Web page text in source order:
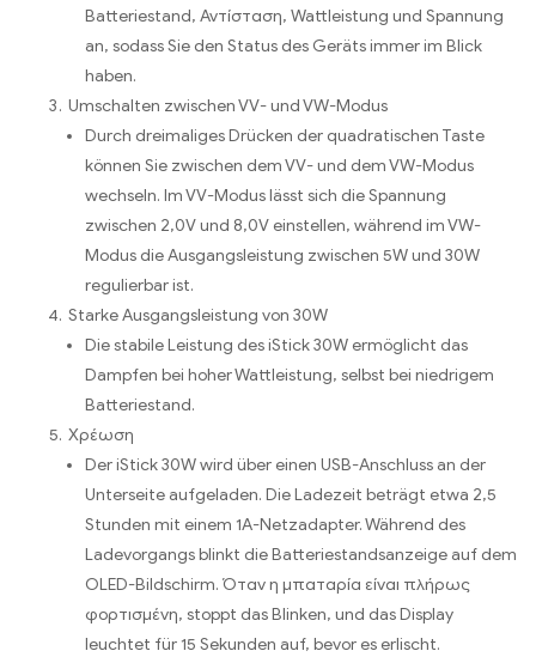
Batteriestand, Αντίσταση, Wattleistung und Spannung
an, sodass Sie den Status des Geräts immer im Blick
haben.
Umschalten zwischen VV-und VW-Modus
Durch dreimaliges Drücken der quadratischen Taste
können Sie zwischen dem VV-und dem VW-Modus
wechseln. Im VV-Modus lässt sich die Spannung
zwischen 2,0V und 8,0V einstellen, während im VW-
Modus die Ausgangsleistung zwischen 5W und 30W
regulierbar ist.
Starke Ausgangsleistung von 30W
Die stabile Leistung des iStick 30W ermöglicht das
Dampfen bei hoher Wattleistung, selbst bei niedrigem
Batteriestand.
Χρέωση
Der iStick 30W wird über einen USB-Anschluss an der
Unterseite aufgeladen. Die Ladezeit beträgt etwa 2,5
Stunden mit einem 1A-Netzadapter.Während des
Ladevorgangs blinkt die Batteriestandsanzeige auf dem
OLED-Bildschirm. Όταν η μπαταρία είναι πλήρως
φορτισμένη, stoppt das Blinken, und das Display
leuchtet für 15 Sekunden auf, bevor es erlischt.